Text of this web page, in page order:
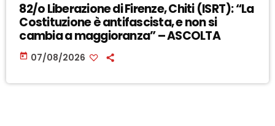
82/o Liberazione di Firenze, Chiti (ISRT): “La
Costituzione è antifascista, e non si
cambia a maggioranza” – ASCOLTA
today 07/08/2026